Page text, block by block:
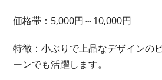
価格帯：5,000円～10,000円
特徴：小ぶりで上品なデザインの
ーンでも活躍します。